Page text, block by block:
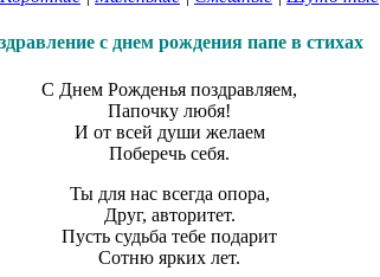
с днем рождения папе в стихах
С Днем Рожденья поздравляем,
Папочку любя!
И от всей души желаем
Поберечь себя.
Ты для нас всегда опора,
Друг, авторитет.
Пусть судьба тебе подарит
Сотню ярких лет.